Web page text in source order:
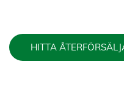
HITTA